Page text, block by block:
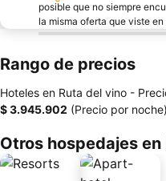
posible que no siempre
la misma oferta que viste
Rango de precios
Hoteles en Ruta del vino -
‎$ 3.945.902 (Precio por noche)
Otros hospedajes